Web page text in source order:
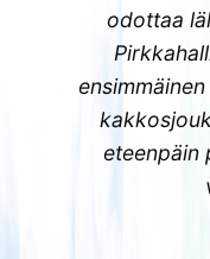
odottaa
eteenpäin